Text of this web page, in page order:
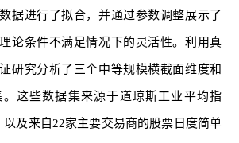
据进行了拟合，并通过参数调整展示了
论条件不满足情况下的灵活性。利用真
研究分析了三个中等规模横截面维度和
这些数据集来源于道琼斯工业平均指
以及来自22家主要交易商的股票日度简单